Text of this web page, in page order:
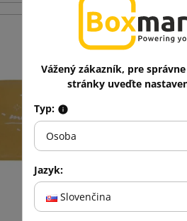
Vážený zákazník, pre
stránky uveďte
Typ:
Osoba
Jazyk:
Slovenčina